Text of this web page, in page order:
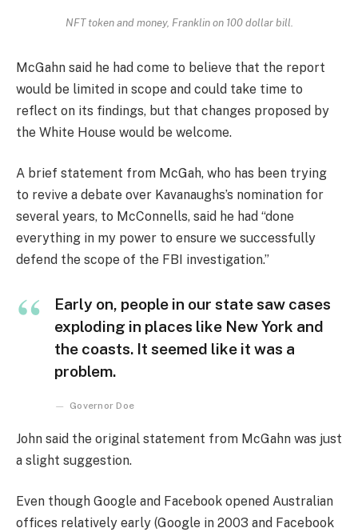
NFT token and money, Franklin on 100 dollar bill.
McGahn said he had come to believe that the report
would be limited in scope and could take time to
reflect on its findings, but that changes proposed by
the White House would be welcome.
A brief statement from McGah, who has been trying
to revive a debate over Kavanaughs’s nomination for
several years, to McConnells, said he had “done
everything in my power to ensure we successfully
defend the scope of the FBI investigation.”
Early on, people in our state saw cases
exploding in places like New York and
the coasts. It seemed like it was a
problem.
Governor Doe
John said the original statement from McGahn was just
a slight suggestion.
Even though Google and Facebook opened Australian
offices relatively early (Google in 2003 and Facebook